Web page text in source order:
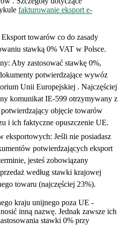
fakturowanie eksport e-
towarów co do zasady
stawką 0% VAT w Polsce.
Aby zastosować stawkę 0%,
potwierdzające wywóz
Unii Europejskiej . Najczęściej
komunikat IE-599 otrzymywany z
potwierdzający objęcie towarów
i ich faktyczne opuszczenie UE.
eksportowych: Jeśli nie posiadasz
potwierdzających eksport
jesteś zobowiązany
według stawki krajowej
towaru (najczęściej 23%).
kraju unijnego poza UE -
inną nazwę. Jednak zawsze ich
stawki 0% przy